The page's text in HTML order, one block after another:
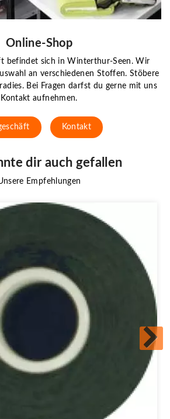
Online-Shop
befindet sich in Winterthur-Seen. Wir
an verschiedenen Stoffen. Stöbere
Bei Fragen darfst du gerne mit uns
Kontakt aufnehmen.
Kontakt
dir auch gefallen
Empfehlungen